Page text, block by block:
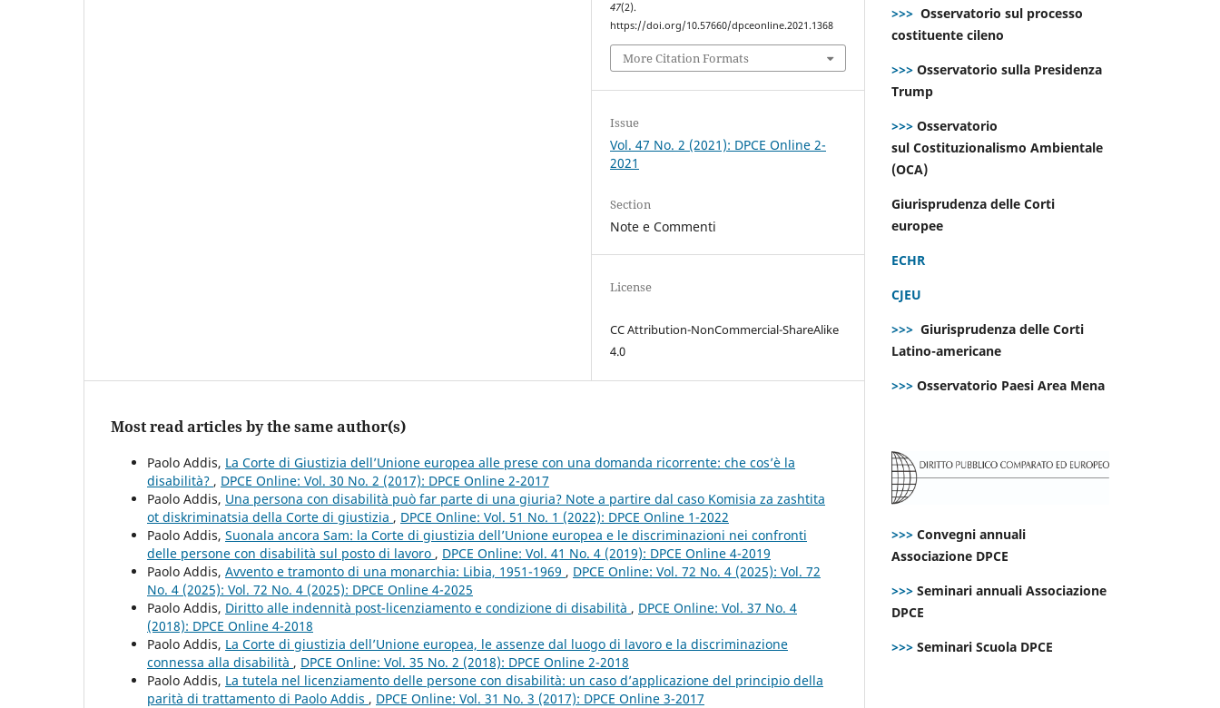
47(2).
https://doi.org/10.57660/dpceonline.2021.1368
More Citation Formats
Issue
Vol. 47 No. 2 (2021): DPCE Online 2-
2021
Section
Note e Commenti
License
CC Attribution-NonCommercial-ShareAlike
4.0
Most read articles by the same author(s)
Paolo Addis, La Corte di Giustizia dell’Unione europea alle prese con una domanda ricorrente: che cos’è la
disabilità? , DPCE Online: Vol. 30 No. 2 (2017): DPCE Online 2-2017
Paolo Addis, Una persona con disabilità può far parte di una giuria? Note a partire dal caso Komisia za zashtita
ot diskriminatsia della Corte di giustizia , DPCE Online: Vol. 51 No. 1 (2022): DPCE Online 1-2022
Paolo Addis, Suonala ancora Sam: la Corte di giustizia dell’Unione europea e le discriminazioni nei confronti
delle persone con disabilità sul posto di lavoro , DPCE Online: Vol. 41 No. 4 (2019): DPCE Online 4-2019
Paolo Addis, Avvento e tramonto di una monarchia: Libia, 1951-1969 , DPCE Online: Vol. 72 No. 4 (2025): Vol. 72
No. 4 (2025): Vol. 72 No. 4 (2025): DPCE Online 4-2025
Paolo Addis, Diritto alle indennità post-licenziamento e condizione di disabilità , DPCE Online: Vol. 37 No. 4
(2018): DPCE Online 4-2018
Paolo Addis, La Corte di giustizia dell’Unione europea, le assenze dal luogo di lavoro e la discriminazione
connessa alla disabilità , DPCE Online: Vol. 35 No. 2 (2018): DPCE Online 2-2018
Paolo Addis, La tutela nel licenziamento delle persone con disabilità: un caso d’applicazione del principio della
parità di trattamento di Paolo Addis , DPCE Online: Vol. 31 No. 3 (2017): DPCE Online 3-2017
>>> Osservatorio sul processo
costituente cileno
>>> Osservatorio sulla Presidenza
Trump
>>> Osservatorio
sul Costituzionalismo Ambientale
(OCA)
Giurisprudenza delle Corti
europee
ECHR
CJEU
>>> Giurisprudenza delle Corti
Latino-americane
>>> Osservatorio Paesi Area Mena
>>> Convegni annuali
Associazione DPCE
>>> Seminari annuali Associazione
DPCE
>>> Seminari Scuola DPCE